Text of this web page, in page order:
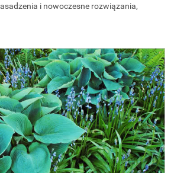
i nowoczesne rozwiązania,